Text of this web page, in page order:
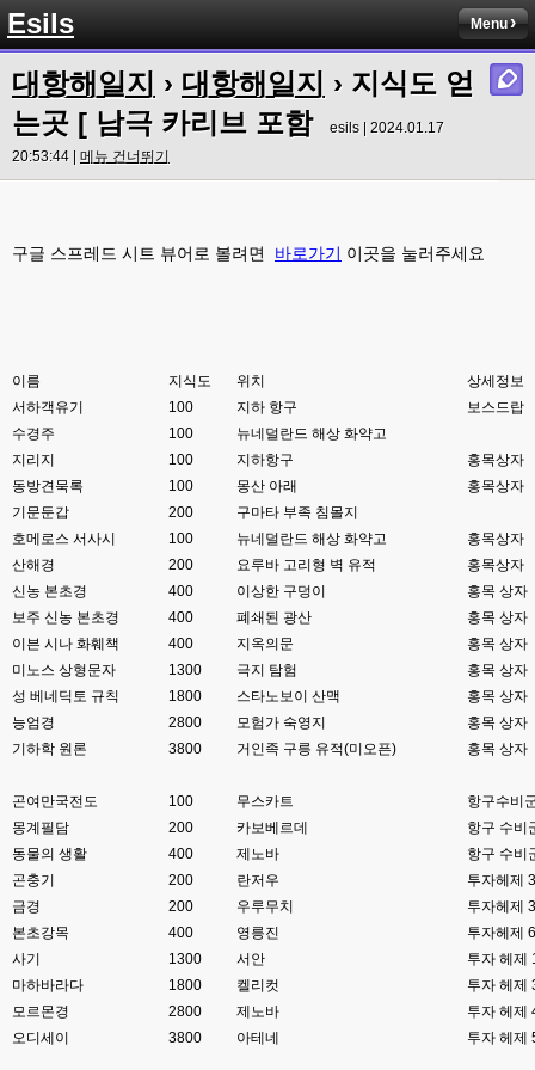
Esils Menu
대항해일지 › 대항해일지 › 지식도 얻
는곳 [ 남극 카리브 포함
esils | 2024.01.17
20:53:44 | 메뉴 건너뛰기
구글 스프레드 시트 뷰어로 볼려면 바로가기 이곳을 눌러주세요
이름 지식도 위치
상세정보
서하객유기
100 지하 항구
보스드랍
수경주
100
뉴네덜란드 해상 화약고
지리지
100 지하항구
홍목상자
동방견묵록
100 몽산 아래
홍목상자
기문둔갑
200
구마타 부족 침몰지
호메로스 서사시
100 뉴네덜란드 해상 화약고
홍목상자
산해경
200 요루바 고리형 벽 유적
홍목상자
신농 본초경
400 이상한 구덩이
홍목 상자
보주 신농 본초경
400 폐쇄된 광산
홍목 상자
이븐 시나 화훼책
400 지옥의문
홍목 상자
미노스 상형문자
1300 극지 탐험
홍목 상자
성 베네딕토 규칙
1800 스타노보이 산맥
홍목 상자
능엄경
2800 모험가 숙영지
홍목 상자
기하학 원론
3800 거인족 구릉 유적(미오픈) 홍목 상자
곤여만국전도 100 무스카트
항구수비
몽계필담
200 카보베르데
항구 수비
동물의 생활
400 제노바
항구 수비
곤충기
200 란저우
투자헤제
금경
200 우루무치
투자헤제
본초강목
400 영릉진
투자헤제
사기
1300 서안
투자 헤제
마하바라다
1800 켈리컷
투자 헤제
모르몬경
2800 제노바
투자 헤제
오디세이
3800 아테네 투자 헤제
esils 00:00
다른기능은 다 잘 작동중이니 털썩 ...
고게임77
아녀요 하실꺼 하셔도 되요 ㅋ
워드프레스는 영 손에 안맞고 ..
고게임77
이거 아직 xe1인가용
네
esils 00:06
이쪽 사이트는 웹호스팅 php5.5버전쪽 ,,
고게임77
라이믹스나 xe1이나 똑같은거같은데용 ㅎ-ㅎ;;; 중요한 데이트가있으면 옴기
기 골치 아프긴 한데 전 갈아업고 넘어가서
고게임77 00:06
아 ~~~
다른쪽에는 php8.4호스팅.
esils 00:07
라이믹스가 가볍긴한데 기능이라던지 좀 빠진부분도많고 안되는부분도많고
해서
고게임77 00:07
맞아요...
고게임77 00:07